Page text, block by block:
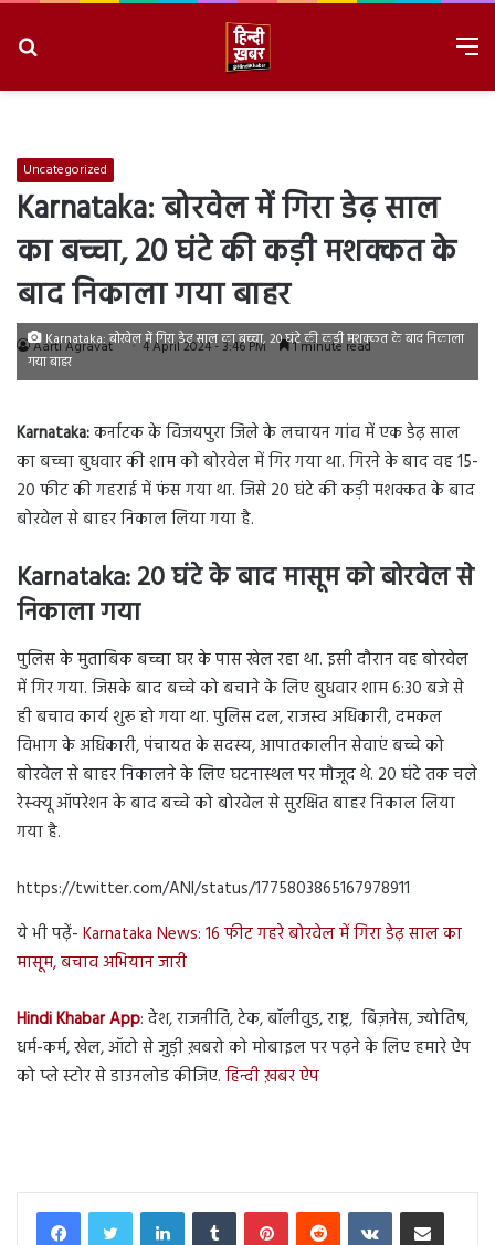
Uncategorized
Karnataka: बोरवेल में गिरा डेढ़ साल
का बच्चा, 20 घंटे की कड़ी मशक्कत के
बाद निकाला गया बाहर
Aarti Agravat 4 April 2024 - 3:46 PM 1 minute read
Karnataka: बोरवेल में गिरा डेढ़ साल का बच्चा, 20 घंटे की कड़ी मशक्कत के बाद निकाला
गया बाहर
Karnataka:कर्नाटक के विजयपुरा जिले के लचायन गांव में एक डेढ़ साल
का बच्चा बुधवार की शाम को बोरवेल में गिर गया था. गिरने के बाद वह 15-
20 फीट की गहराई में फंस गया था. जिसे 20 घंटे की कड़ी मशक्कत के बाद
बोरवेल से बाहर निकाल लिया गया है.
Karnataka:20 घंटे के बाद मासूम को बोरवेल से
निकाला गया
पुलिस के मुताबिक बच्चा घर के पास खेल रहा था. इसी दौरान वह बोरवेल
में गिर गया. जिसके बाद बच्चे को बचाने के लिए बुधवार शाम 6:30 बजे से
ही बचाव कार्य शुरू हो गया था. पुलिस दल, राजस्व अधिकारी, दमकल
विभाग के अधिकारी, पंचायत के सदस्य, आपातकालीन सेवाएं बच्चे को
बोरवेल से बाहर निकालने के लिए घटनास्थल पर मौजूद थे. 20 घंटे तक चले
रेस्क्यू ऑपरेशन के बाद बच्चे को बोरवेल से सुरक्षित बाहर निकाल लिया
गया है.
https://twitter.com/ANI/status/1775803865167978911
ये भी पढ़ें- Karnataka News: 16 फीट गहरे बोरवेल में गिरा डेढ़ साल का
मासूम, बचाव अभियान जारी
Hindi Khabar App: देश, राजनीति, टेक, बॉलीवुड, राष्ट्र, बिज़नेस, ज्योतिष,
धर्म-कर्म, खेल, ऑटो से जुड़ी ख़बरो को मोबाइल पर पढ़ने के लिए हमारे ऐप
को प्ले स्टोर से डाउनलोड कीजिए. हिन्दी ख़बर ऐप
LinkedInTumblr PinterestReddit VKontakteShare via Email